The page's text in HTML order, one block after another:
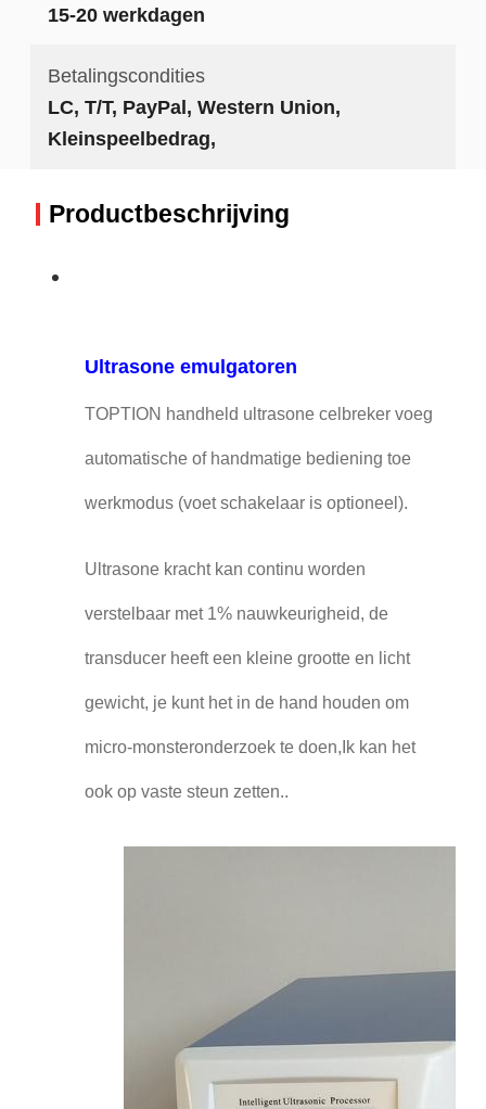
15-20 werkdagen
Betalingscondities
LC, T/T, PayPal, Western Union,
Kleinspeelbedrag,
Productbeschrijving
Ultrasone emulgatoren
TOPTION handheld ultrasone celbreker voeg
automatische of handmatige bediening toe
werkmodus (voet schakelaar is optioneel).
Ultrasone kracht kan continu worden
verstelbaar met 1% nauwkeurigheid, de
transducer heeft een kleine grootte en licht
gewicht, je kunt het in de hand houden om
micro-monsteronderzoek te doen,Ik kan het
ook op vaste steun zetten..